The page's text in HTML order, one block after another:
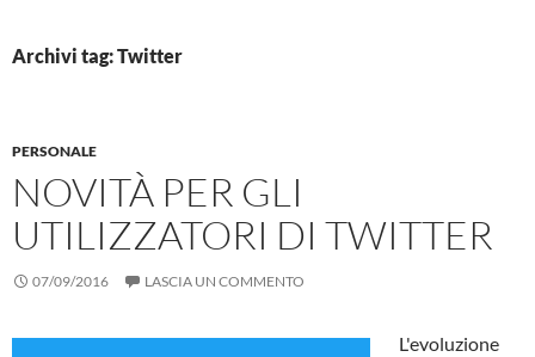
Archivi tag: Twitter
PERSONALE
NOVITÀ PER GLI
UTILIZZATORI DI TWITTER
07/09/2016 LASCIA UN COMMENTO
L'evoluzione